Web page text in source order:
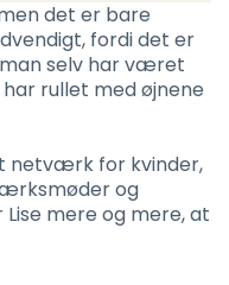
det er bare
fordi det er
selv har været
rullet med øjnene
netværk for kvinder,
og
mere og mere, at